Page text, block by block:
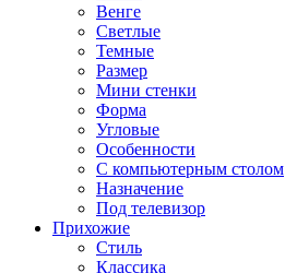
Венге
Светлые
Темные
Размер
Мини стенки
Форма
Угловые
Особенности
С компьютерным столом
Назначение
Под телевизор
Прихожие
Стиль
Классика